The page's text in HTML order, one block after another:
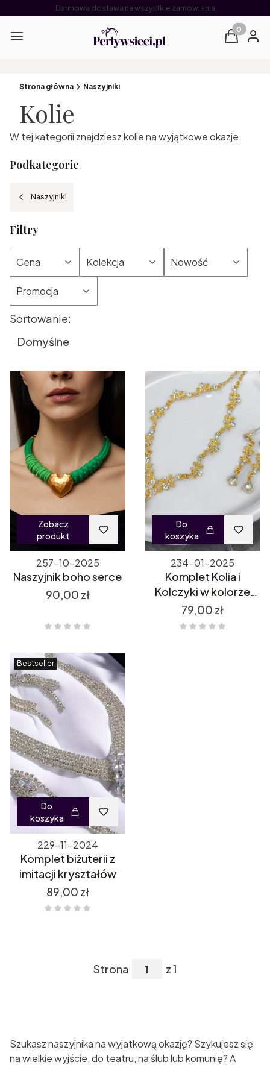
Darmowa dostawa na wszystkie zamówienia
Menu Produkty
Koszyk
Strona główna Naszyjniki
Kolie
W tej kategorii znajdziesz kolie na wyjątkowe okazje.
Podkategorie
Naszyjniki
Filtry
Cena Kolekcja Nowość
Promocja
Koniec filtrów
Lista produktów
Sortowanie:
Domyślne
Zobacz
produkt
257-10-2025
Naszyjnik boho serce
Cena
90,00 zł
Do
koszyka
234-01-2025
Komplet Kolia i
Kolczyki w kolorze
złotym z cyrkoniami
Cena
79,00 zł
Bestseller
Do
koszyka
229-11-2024
Komplet biżuterii z
imitacji kryształów
Cena
89,00 zł
Strona z 1
Szukasz naszyjnika na wyjatkową okazję? Szykujesz się
na wielkie wyjście, do teatru, na ślub lub komunię? A